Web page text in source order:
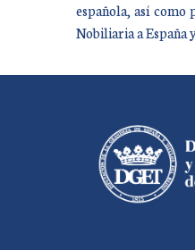
española, así
Nobiliaria a España